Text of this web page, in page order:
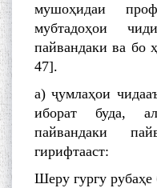
мушоҳидаи
мубтадоҳои
пайвандаки ва бо
47].
а) ҷумлаҳои
иборат буда,
пайвандаки
гирифтааст:
Шеру гургу